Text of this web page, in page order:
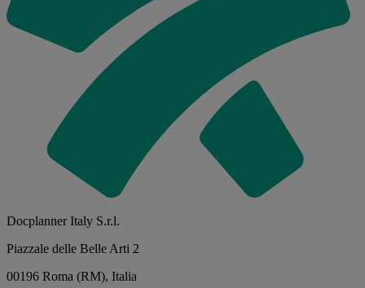
Docplanner Italy S.r.l.
Piazzale delle Belle Arti 2
00196 Roma (RM), Italia